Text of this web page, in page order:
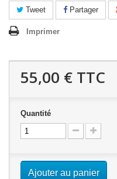
Tweet Partager
Imprimer
55,00 € TTC
Quantité
Ajouter au panier